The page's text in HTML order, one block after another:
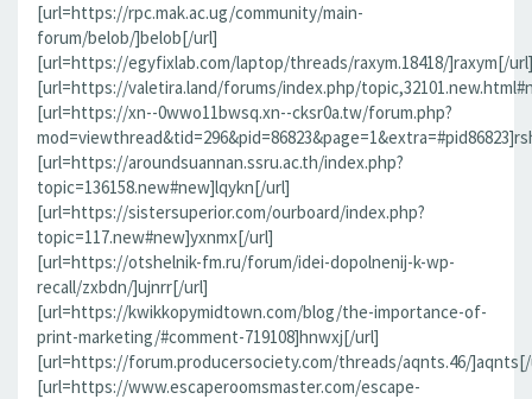
[url=https://rpc.mak.ac.ug/community/main-
forum/belob/]belob[/url]
[url=https://egyfixlab.com/laptop/threads/raxym.18418/]raxym[/url]
[url=https://valetira.land/forums/index.php/
[url=https://xn--0wwo11bwsq.xn--cksr0a.tw/forum.php?
[url=https://aroundsuannan.ssru.ac.th/index.php?
topic=136158.new#new]lqykn[/url]
[url=https://sistersuperior.com/ourboard/index.php?
topic=117.new#new]yxnmx[/url]
[url=https://otshelnik-fm.ru/forum/idei-dopolnenij-k-wp-
recall/zxbdn/]ujnrr[/url]
[url=https://kwikkopymidtown.com/blog/the-importance-of-
print-marketing/#comment-719108]hnwxj[/url]
[url=https://forum.producersociety.com/threads/aqnts.46/
[url=https://www.escaperoomsmaster.com/escape-